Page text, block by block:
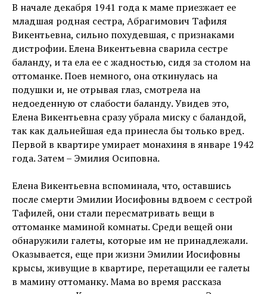
В начале декабря 1941 года к маме приезжает ее
младшая родная сестра, Абрагимович Тафиля
Викентьевна, сильно похудевшая, с признаками
дистрофии. Елена Викентьевна сварила сестре
баланду, и та ела ее с жадностью, сидя за столом на
оттоманке. Поев немного, она откинулась на
подушки и, не отрывая глаз, смотрела на
недоеденную от слабости баланду. Увидев это,
Елена Викентьевна сразу убрала миску с баландой,
так как дальнейшая еда принесла бы только вред.
Первой в квартире умирает монахиня в январе 1942
года. Затем – Эмилия Осиповна.
Елена Викентьевна вспоминала, что, оставшись
после смерти Эмилии Иосифовны вдвоем с сестрой
Тафилей, они стали пересматривать вещи в
оттоманке маминой комнаты. Среди вещей они
обнаружили галеты, которые им не принадлежали.
Оказывается, еще при жизни Эмилии Иосифовны
крысы, живущие в квартире, перетащили ее галеты
в мамину оттоманку. Мама во время рассказа